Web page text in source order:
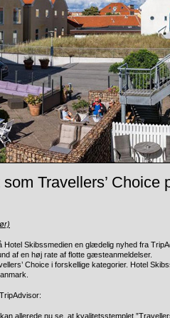
Travellers’ Choice
Skibssmedien en glædelig nyhed fra
af en høj rate af flotte gæsteanmeldelser.
Choice i forskellige kategorier. Hotel
allerede nu se, at kvalitetsstemplet